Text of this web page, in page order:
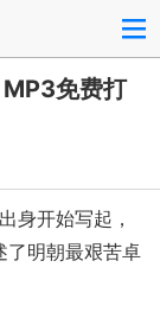
免费打
身开始写起，
了明朝最艰苦卓